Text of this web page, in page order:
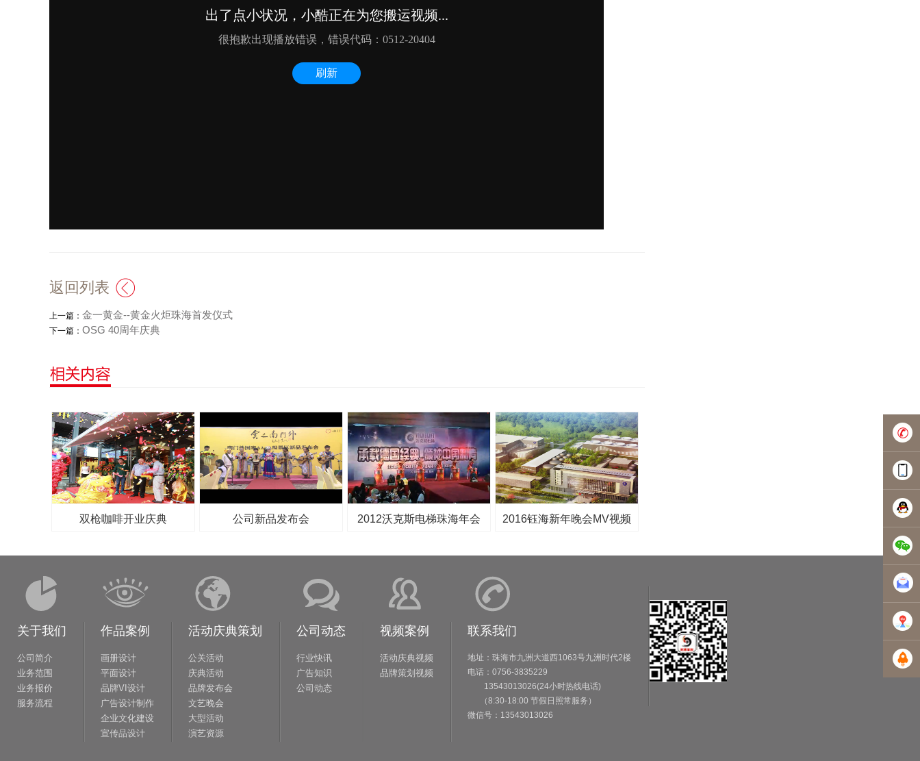
返回列表
上一篇： 金一黄金--黄金火炬珠海首发仪式
下一篇： OSG 40周年庆典
双枪咖啡开业庆典 公司新品发布会 2012沃克斯电梯珠海年会 2016钰海新年晚会MV视频
关于我们
公司简介
业务范围
业务报价
服务流程
作品案例
画册设计
平面设计
品牌VI设计
广告设计制作
企业文化建设
宣传品设计
活动庆典策划
公关活动
庆典活动
品牌发布会
文艺晚会
大型活动
演艺资源
公司动态
行业快讯
广告知识
公司动态
视频案例
活动庆典视频
品牌策划视频
联系我们
地址：珠海市九洲大道西1063号九洲时代2楼
电话：0756-3835229
13543013026(24小时热线电话)
（8:30-18:00 节假日照常服务）
微信号：13543013026
0756-
3835229
地图导